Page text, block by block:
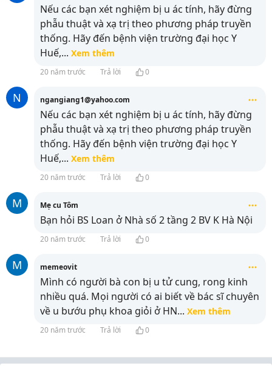
Nếu các bạn xét nghiệm bị u ác tính, hãy đừng
phẫu thuật và xạ trị theo phương pháp truyền
thống. Hãy đến bệnh viện trường đại học Y
Huế,... Xem thêm
20 năm trước Trả lời 0
N ngangiang1@yahoo.com
Nếu các bạn xét nghiệm bị u ác tính, hãy đừng
phẫu thuật và xạ trị theo phương pháp truyền
thống. Hãy đến bệnh viện trường đại học Y
Huế,... Xem thêm
20 năm trước Trả lời 0
M Mẹ cu Tôm
Bạn hỏi BS Loan ở Nhà số 2 tầng 2 BV K Hà Nội
20 năm trước Trả lời 0
M memeovit
Mình có người bà con bị u tử cung, rong kinh
nhiều quá. Mọi người có ai biết về bác sĩ chuyên
về u bướu phụ khoa giỏi ở HN... Xem thêm
20 năm trước Trả lời 0